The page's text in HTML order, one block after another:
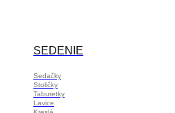
SEDENIE
Sedačky
Stoličky
Taburetky
Lavice